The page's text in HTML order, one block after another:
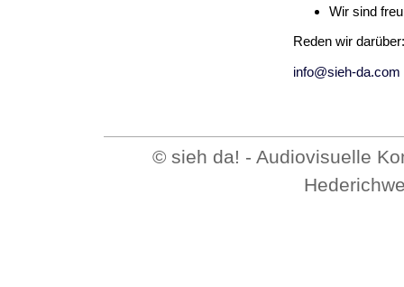
Wir sind
Reden wir darüber:
info@sieh-da.com
© sieh da! - Audiovisuelle